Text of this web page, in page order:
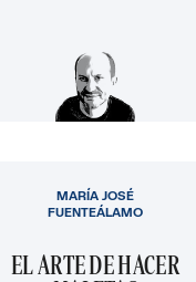
EL ARTE DE HACER
MARÍA JOSÉ
FUENTEÁLAMO